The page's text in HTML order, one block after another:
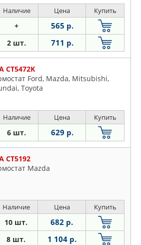
Наличие Цена Купить
+ 565 р.
2 шт. 711 р.
CT5472K
Ford, Mazda, Mitsubishi,
Toyota
Наличие Цена Купить
6 шт. 629 р.
CT5192
Mazda
Наличие Цена Купить
10 шт. 682 р.
8 шт. 1 104 р.